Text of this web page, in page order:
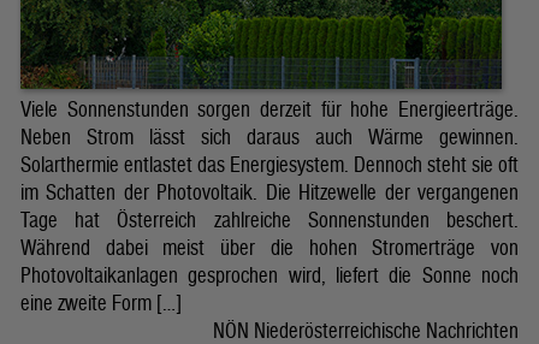
Viele Sonnenstunden sorgen derzeit für hohe Energieerträge.
Neben Strom lässt sich daraus auch Wärme gewinnen.
Solarthermie entlastet das Energiesystem. Dennoch steht sie oft
im Schatten der Photovoltaik. Die Hitzewelle der vergangenen
Tage hat Österreich zahlreiche Sonnenstunden beschert.
Während dabei meist über die hohen Stromerträge von
Photovoltaikanlagen gesprochen wird, liefert die Sonne noch
eine zweite Form […]
NÖN Niederösterreichische Nachrichten